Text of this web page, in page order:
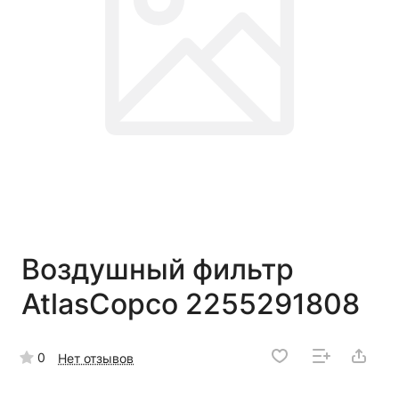
Воздушный фильтр
AtlasCopco 2255291808
0 Нет отзывов